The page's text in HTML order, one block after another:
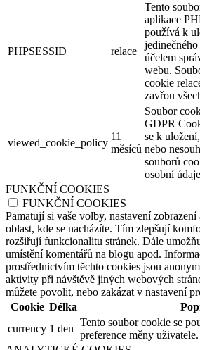
PHPSESSID relace
Tento
aplikace
používá k
účelem
webu.
cookie
zavřou
viewed_cookie_policy
11
měsíců
Soubor
GDPR
se k
nebo
souborů
osobní
FUNKČNÍ COOKIES
FUNKČNÍ COOKIES
Pamatují si vaše volby, nastavení
oblast, kde se nacházíte. Tím zlepšují
rozšiřují funkcionalitu stránek. Dále
umístění komentářů na blogu apod.
prostřednictvím těchto cookies jsou
aktivity při návštěvě jiných webových
můžete povolit, nebo zakázat v nastavení
Cookie Délka
currency 1 den
Tento soubor cookie se
preference měny uživatele.